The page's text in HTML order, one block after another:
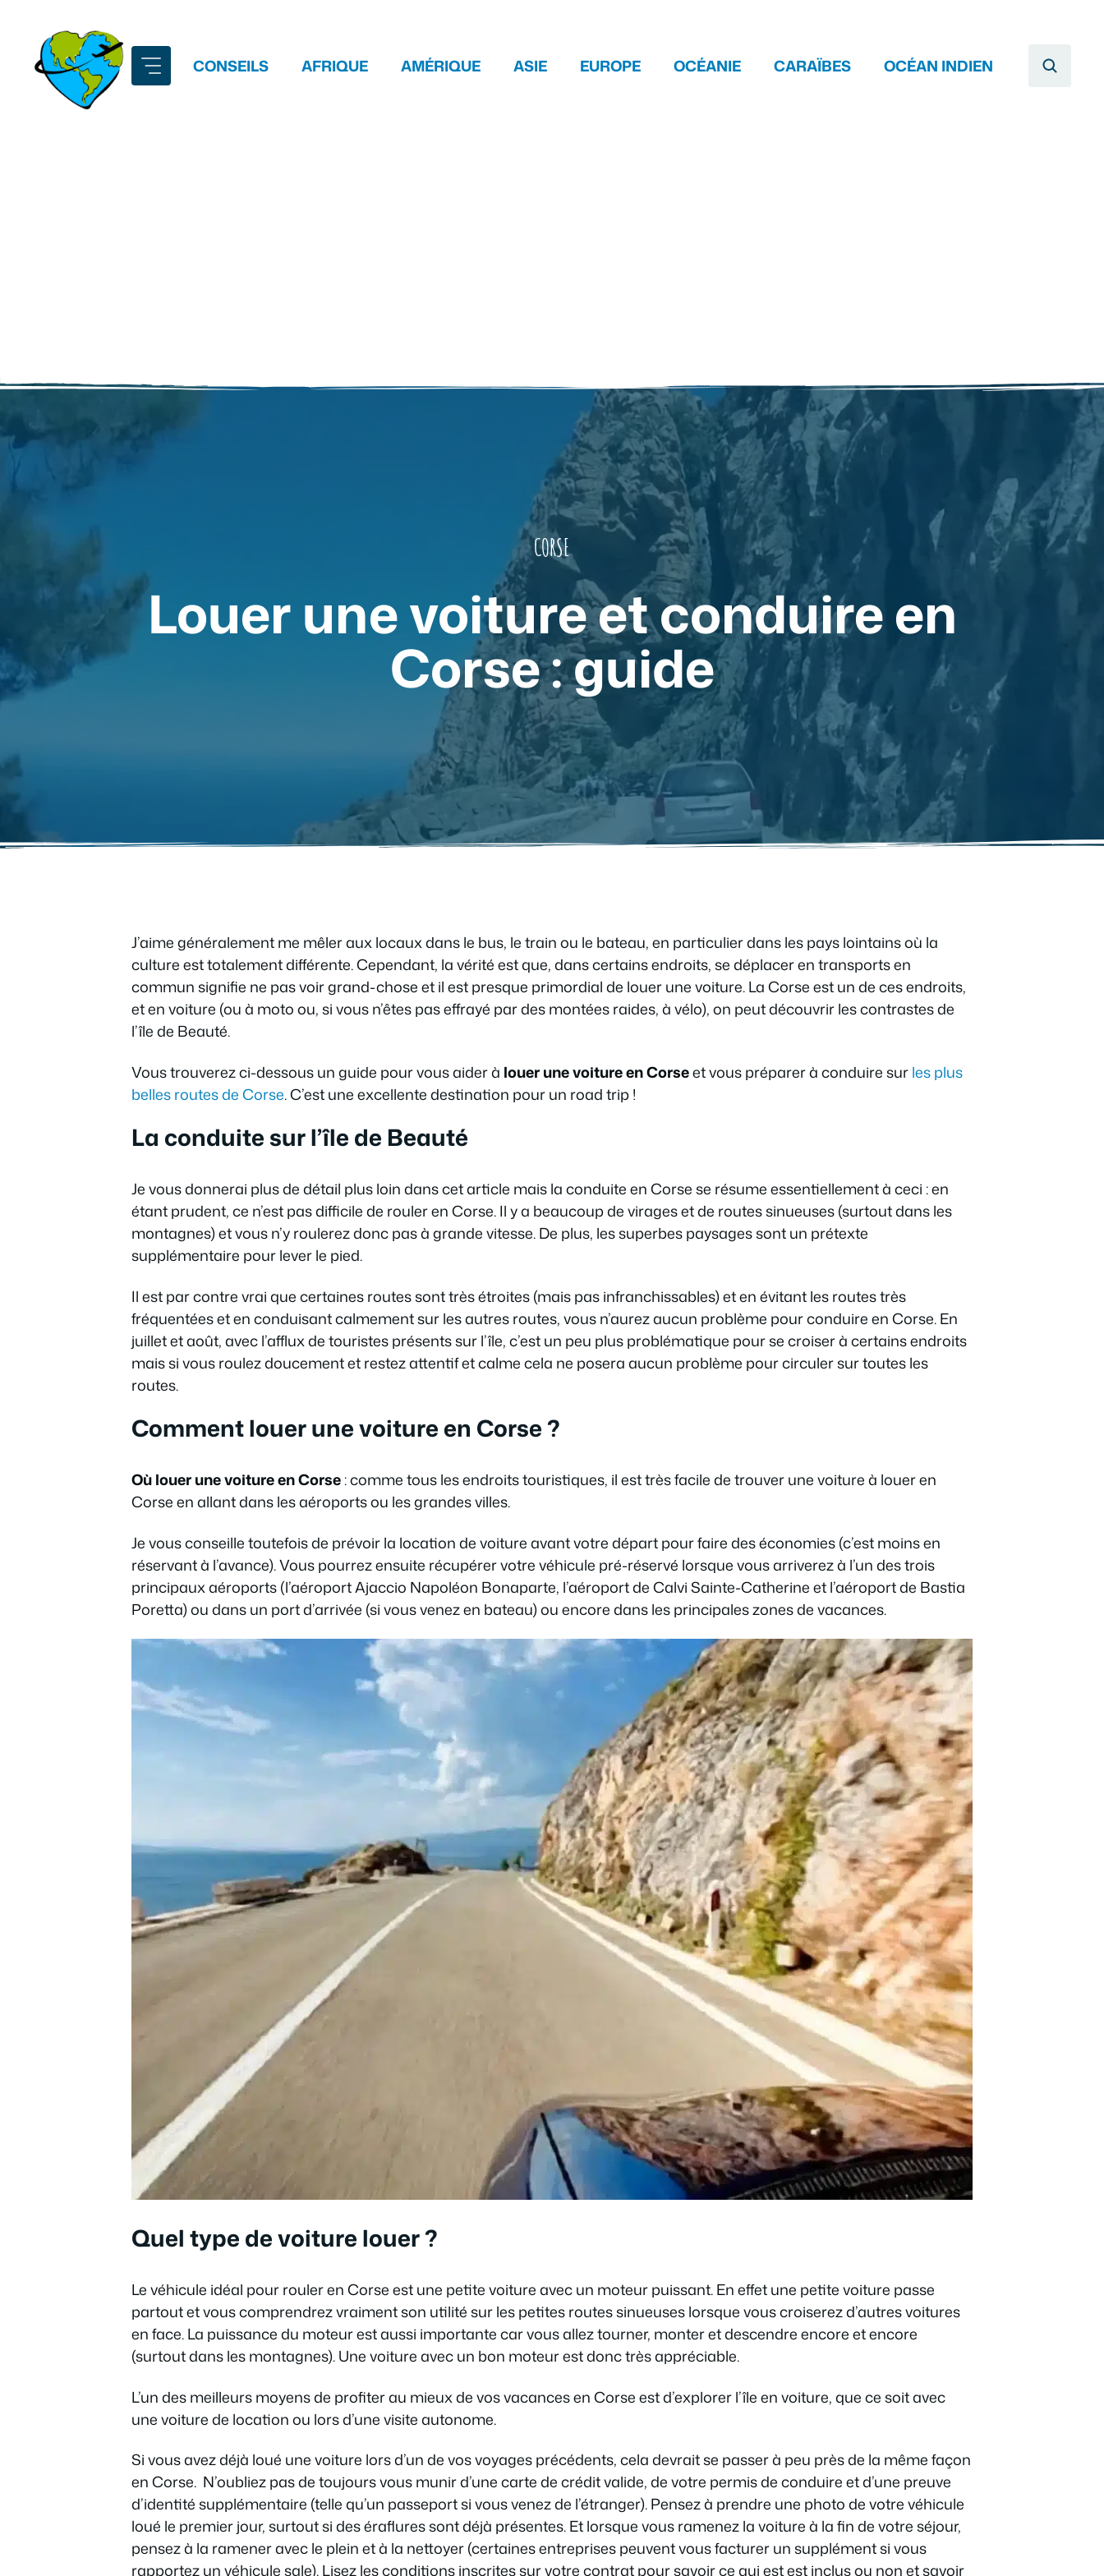
contenu
CONSEILS AFRIQUE AMÉRIQUE ASIE EUROPE OCÉANIE CARAÏBES OCÉAN INDIEN
CORSE
Louer une voiture et conduire en
Corse : guide
J’aime généralement me mêler aux locaux dans le bus, le train ou le bateau, en particulier dans les pays lointains où la
culture est totalement différente. Cependant, la vérité est que, dans certains endroits, se déplacer en transports en
commun signifie ne pas voir grand-chose et il est presque primordial de louer une voiture. La Corse est un de ces endroits,
et en voiture (ou à moto ou, si vous n’êtes pas effrayé par des montées raides, à vélo), on peut découvrir les contrastes de
l’île de Beauté.
Vous trouverez ci-dessous un guide pour vous aider à louer une voiture en Corseet vous préparer à conduire surles plus
belles routes de Corse. C’est une excellente destination pour un road trip !
La conduite sur l’île de Beauté
Je vous donnerai plus de détail plus loin dans cet article mais la conduite en Corse se résume essentiellement à ceci : en
étant prudent, ce n’est pas difficile de rouler en Corse. Il y a beaucoup de virages et de routes sinueuses (surtout dans les
montagnes) et vous n’y roulerez donc pas à grande vitesse. De plus, les superbes paysages sont un prétexte
supplémentaire pour lever le pied.
Il est par contre vrai que certaines routes sont très étroites (mais pas infranchissables) et en évitant les routes très
fréquentées et en conduisant calmement sur les autres routes, vous n’aurez aucun problème pour conduire en Corse. En
juillet et août, avec l’afflux de touristes présents sur l’île, c’est un peu plus problématique pour se croiser à certains endroits
mais si vous roulez doucement et restez attentif et calme cela ne posera aucun problème pour circuler sur toutes les
routes.
Comment louer une voiture en Corse ?
Où louer une voiture en Corse: comme tous les endroits touristiques, il est très facile de trouver une voiture à louer en
Corse en allant dans les aéroports ou les grandes villes.
Je vous conseille toutefois de prévoir la location de voiture avant votre départ pour faire des économies (c’est moins en
réservant à l’avance). Vous pourrez ensuite récupérer votre véhicule pré-réservé lorsque vous arriverez à l’un des trois
principaux aéroports (l’aéroport Ajaccio Napoléon Bonaparte, l’aéroport de Calvi Sainte-Catherine et l’aéroport de Bastia
Poretta) ou dans un port d’arrivée (si vous venez en bateau) ou encore dans les principales zones de vacances.
Quel type de voiture louer ?
Le véhicule idéal pour rouler en Corse est une petite voiture avec un moteur puissant. En effet une petite voiture passe
partout et vous comprendrez vraiment son utilité sur les petites routes sinueuses lorsque vous croiserez d’autres voitures
en face. La puissance du moteur est aussi importante car vous allez tourner, monter et descendre encore et encore
(surtout dans les montagnes). Une voiture avec un bon moteur est donc très appréciable.
L’un des meilleurs moyens de profiter au mieux de vos vacances en Corse est d’explorer l’île en voiture, que ce soit avec
une voiture de location ou lors d’une visite autonome.
Si vous avez déjà loué une voiture lors d’un de vos voyages précédents, cela devrait se passer à peu près de la même façon
en Corse. N’oubliez pas de toujours vous munir d’une carte de crédit valide, de votre permis de conduire et d’une preuve
d’identité supplémentaire (telle qu’un passeport si vous venez de l’étranger). Pensez à prendre une photo de votre véhicule
loué le premier jour, surtout si des éraflures sont déjà présentes. Et lorsque vous ramenez la voiture à la fin de votre séjour,
pensez à la ramener avec le plein et à la nettoyer (certaines entreprises peuvent vous facturer un supplément si vous
rapportez un véhicule sale). Lisez les conditions inscrites sur votre contrat pour savoir ce qui est est inclus ou non et savoir